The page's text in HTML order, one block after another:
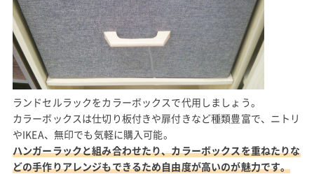
ランドセルラックをカラーボックスで代用しましょう。
カラーボックスは仕切り板付きや扉付きなど種類豊富で、ニトリ
やIKEA、無印でも気軽に購入可能。
ハンガーラックと組み合わせたり、カラーボックスを重ねたりな
どの手作りアレンジもできるため自由度が高いのが魅力です。